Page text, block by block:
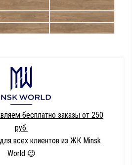
бесплатно заказы от 250
руб.
всех клиентов из ЖК Minsk
World 😉